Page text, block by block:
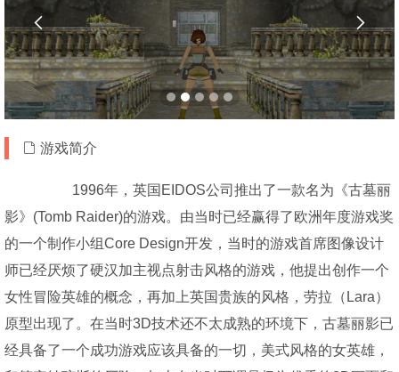
 
游戏简介
1996年，英国EIDOS公司推出了一款名为《古墓丽
影》(Tomb Raider)的游戏。由当时已经赢得了欧洲年度游戏奖
的一个制作小组Core Design开发，当时的游戏首席图像设计
师已经厌烦了硬汉加主视点射击风格的游戏，他提出创作一个
女性冒险英雄的概念，再加上英国贵族的风格，劳拉（Lara）
原型出现了。在当时3D技术还不太成熟的环境下，古墓丽影已
经具备了一个成功游戏应该具备的一切，美式风格的女英雄，